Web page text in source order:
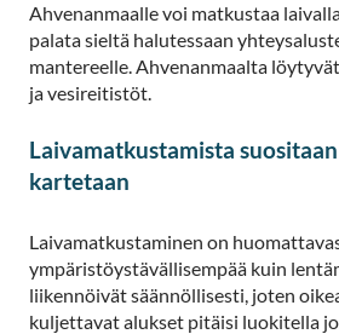
Ahvenanmaalle voi matkustaa
palata sieltä halutessaan
mantereelle. Ahvenanmaalta
ja vesireitistöt.
Laivamatkustamista
kartetaan
Laivamatkustaminen on
ympäristöystävällisempää kuin
liikennöivät säännöllisesti, joten
kuljettavat alukset pitäisi luokitella